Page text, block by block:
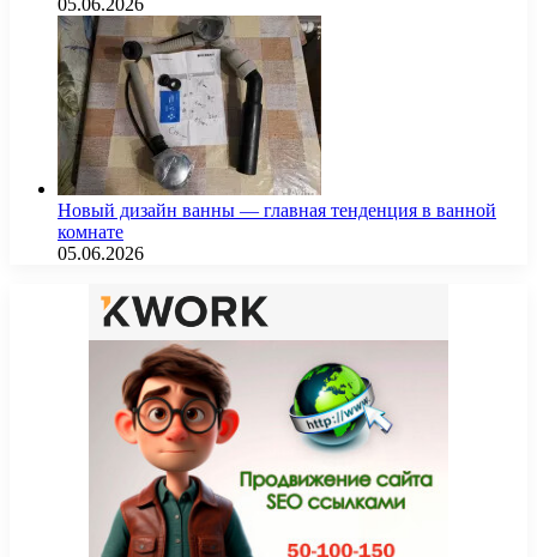
Новый дизайн ванны — главная тенденция в ванной
комнате
05.06.2026